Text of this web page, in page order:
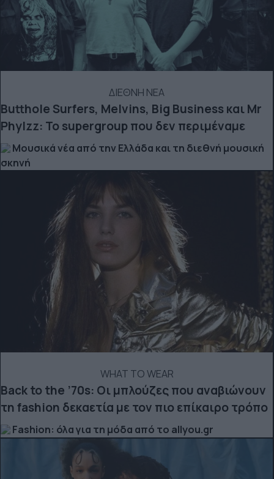
ΔΙΕΘΝΗ ΝΕΑ
Butthole Surfers, Melvins, Big Business και Mr
Phylzz: Το supergroup που δεν περιμέναμε
Μουσικά νέα από την Ελλάδα και τη διεθνή μουσική
σκηνή
WHAT TO WEAR
Back to the ’70s: Οι μπλούζες που αναβιώνουν
τη fashion δεκαετία με τον πιο επίκαιρο τρόπο
Fashion: όλα για τη μόδα από το allyou.gr